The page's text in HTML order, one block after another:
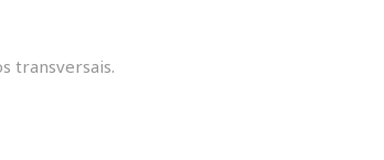
transversais.